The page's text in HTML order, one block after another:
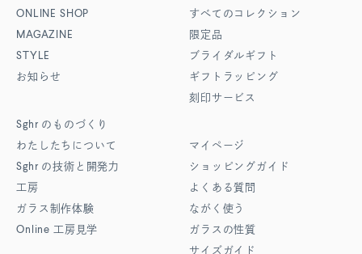
ONLINE SHOP
MAGAZINE
STYLE
お知らせ
Sghr のものづくり
わたしたちについて
Sghr の技術と開発力
工房
ガラス制作体験
Online 工房見学
すべてのコレクション
限定品
ブライダルギフト
ギフトラッピング
刻印サービス
マイページ
ショッピングガイド
よくある質問
ながく使う
ガラスの性質
サイズガイド